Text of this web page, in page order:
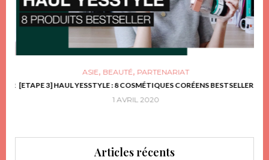
ASIE, BEAUTÉ, PARTENARIAT
[ETAPE 3] HAUL YESSTYLE : 8 COSMÉTIQUES CORÉENS BESTSELLER
1 AVRIL 2020
Articles récents